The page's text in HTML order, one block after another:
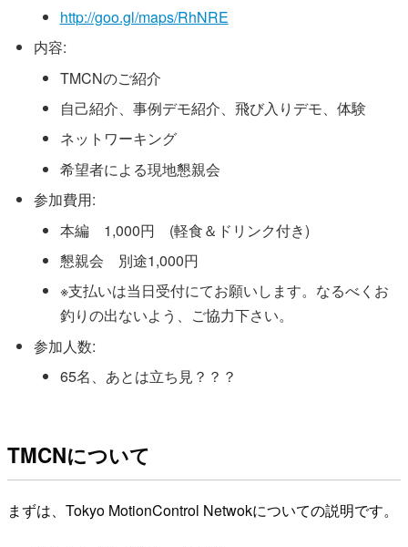
http://goo.gl/maps/RhNRE
内容:
TMCNのご紹介
自己紹介、事例デモ紹介、飛び入りデモ、体験
ネットワーキング
希望者による現地懇親会
参加費用:
本編 1,000円 (軽食＆ドリンク付き)
懇親会 別途1,000円
※支払いは当日受付にてお願いします。なるべくお
釣りの出ないよう、ご協力下さい。
参加人数:
65名、あとは立ち見？？？
TMCNについて
まずは、Tokyo MotionControl Netwokについての説明です。